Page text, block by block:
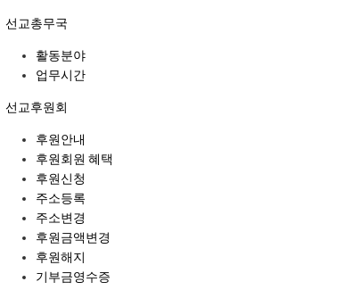
선교총무국
활동분야
업무시간
선교후원회
후원안내
후원회원 혜택
후원신청
주소등록
주소변경
후원금액변경
후원해지
기부금영수증